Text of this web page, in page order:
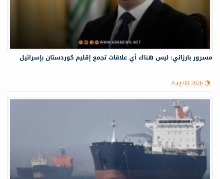
مسرور بارزاني: ليس هناك أي علاقات تجمع إقليم كوردستان بإسرائيل
Aug 08 2026